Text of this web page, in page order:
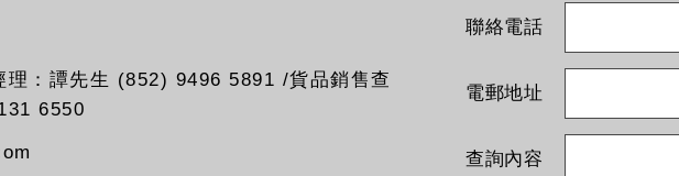
理：譚先生 (852) 9496 5891 /貨品銷售查
6550
聯絡電話
電郵地址
查詢內容